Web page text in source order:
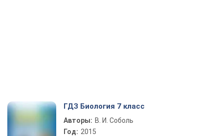
ГДЗ Биология 7 класс
Авторы: В. И. Соболь
Год: 2015